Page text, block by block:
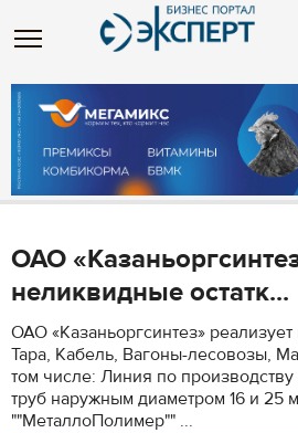
ОАО
неликвидные остатк...
ОАО «Казаньоргсинтез»
Тара, Кабель, Вагоны-лесовозы,
том числе: Линия по
труб наружным диаметром 16 и 25
""МеталлоПолимер"" ...